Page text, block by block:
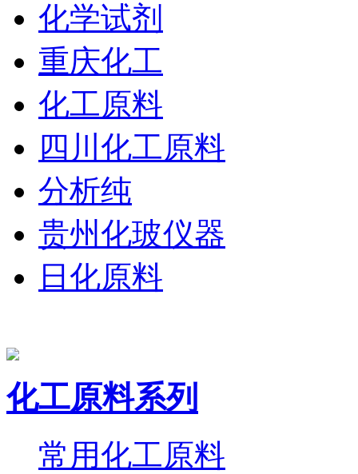
化学试剂
重庆化工
化工原料
四川化工原料
分析纯
贵州化玻仪器
日化原料
化工原料系列
常用化工原料